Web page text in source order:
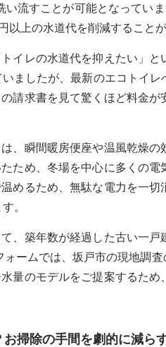
流すことが可能となってい
上の水道代を削減することが
イレの水道代を抑えたい」
ましたが、最新のエコトイ
請求書を見て驚くほど料金
、瞬間暖房便座や温風乾燥
ため、冬場を中心に多くの
めるため、無駄な電力を一
。
、築年数が経過した古い一
ームでは、坂戸市の現地調
量のモデルをご提案するた
掃除の手間を劇的に減ら